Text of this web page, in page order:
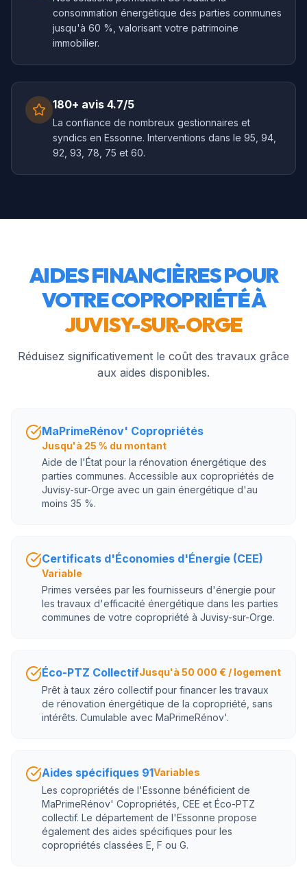
consommation énergétique des parties communes
jusqu'à 60 %, valorisant votre patrimoine
immobilier.
180+ avis 4.7/5
La confiance de nombreux gestionnaires et
syndics en Essonne. Interventions dans le 95, 94,
92, 93, 78, 75 et 60.
AIDES FINANCIÈRES POUR
VOTRE COPROPRIÉTÉ À
JUVISY-SUR-ORGE
Réduisez significativement le coût des travaux grâce
aux aides disponibles.
MaPrimeRénov' Copropriétés
Jusqu'à 25 % du montant
Aide de l'État pour la rénovation énergétique des
parties communes. Accessible aux copropriétés de
Juvisy-sur-Orge avec un gain énergétique d'au
moins 35 %.
Certificats d'Économies d'Énergie (CEE)
Variable
Primes versées par les fournisseurs d'énergie pour
les travaux d'efficacité énergétique dans les parties
communes de votre copropriété à Juvisy-sur-Orge.
Éco-PTZ CollectifJusqu'à 50 000 € / logement
Prêt à taux zéro collectif pour financer les travaux
de rénovation énergétique de la copropriété, sans
intérêts. Cumulable avec MaPrimeRénov'.
Aides spécifiques 91Variables
Les copropriétés de l'Essonne bénéficient de
MaPrimeRénov' Copropriétés, CEE et Éco-PTZ
collectif. Le département de l'Essonne propose
également des aides spécifiques pour les
copropriétés classées E, F ou G.